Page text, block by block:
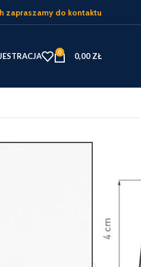
zapraszamy do kontaktu
0 0,00 ZŁ